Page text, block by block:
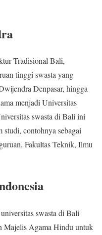
Tradisional Bali,
tinggi swasta yang
Denpasar, hingga
menjadi Universitas
swasta di Bali ini
contohnya sebagai
Fakultas Teknik, Ilmu
swasta di Bali
Majelis Agama Hindu untuk